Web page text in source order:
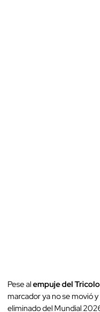
Pese alempuje del
marcador ya no se movió
eliminado del Mundial